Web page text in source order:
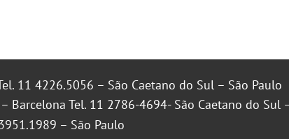
11 4226.5056 – São Caetano do Sul – São Paulo
Barcelona Tel. 11 2786-4694- São Caetano do Sul
– São Paulo